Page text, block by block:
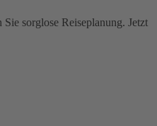
sorglose Reiseplanung. Jetzt